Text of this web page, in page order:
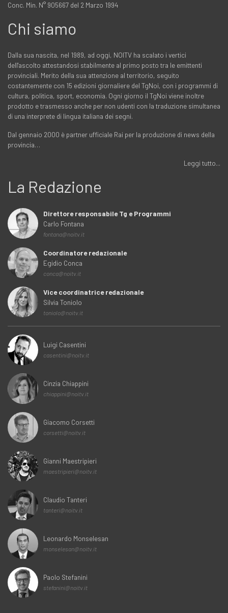
Conc. Min. N° 905667 del 2 Marzo 1994
Chi siamo
Dalla sua nascita, nel 1989, ad oggi, NOITV ha scalato i vertici
dell'ascolto attestandosi stabilmente al primo posto tra le emittenti
provinciali. Merito della sua attenzione al territorio, seguito
costantemente con 15 edizioni giornaliere del TgNoi, con i programmi di
cultura, politica, sport, economia. Ogni giorno il TgNoi viene inoltre
prodotto e trasmesso anche per non udenti con la traduzione simultanea
di una interprete di lingua italiana dei segni.
Dal gennaio 2000 è partner ufficiale Rai per la produzione di news della
provincia…
Leggi tutto...
La Redazione
Direttore responsabile Tg e Programmi
Carlo Fontana
fontana@noitv.it
Coordinatore redazionale
Egidio Conca
conca@noitv.it
Vice coordinatrice redazionale
Silvia Toniolo
toniolo@noitv.it
Luigi Casentini
casentini@noitv.it
Cinzia Chiappini
chiappini@noitv.it
Giacomo Corsetti
corsetti@noitv.it
Gianni Maestripieri
maestripieri@noitv.it
Claudio Tanteri
tanteri@noitv.it
Leonardo Monselesan
monselesan@noitv.it
Paolo Stefanini
stefanini@noitv.it